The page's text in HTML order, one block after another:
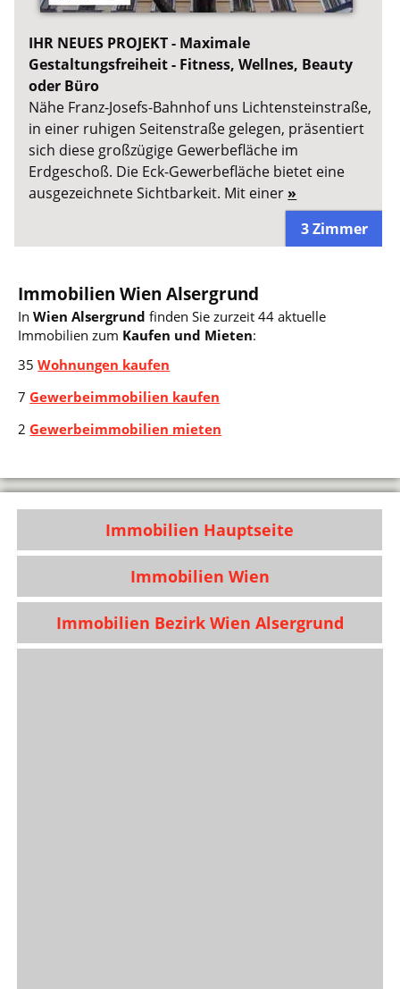
IHR NEUES PROJEKT - Maximale
Gestaltungsfreiheit - Fitness, Wellnes, Beauty
oder Büro
Nähe Franz-Josefs-Bahnhof uns Lichtensteinstraße,
in einer ruhigen Seitenstraße gelegen, präsentiert
sich diese großzügige Gewerbefläche im
Erdgeschoß. Die Eck-Gewerbefläche bietet eine
ausgezeichnete Sichtbarkeit. Mit einer »
3 Zimmer
Immobilien Wien Alsergrund
InWien Alsergrund finden Sie zurzeit 44 aktuelle
Immobilien zum Kaufen und Mieten:
35Wohnungen kaufen
7Gewerbeimmobilien kaufen
2Gewerbeimmobilien mieten
Immobilien Hauptseite
Immobilien Wien
Immobilien Bezirk Wien Alsergrund